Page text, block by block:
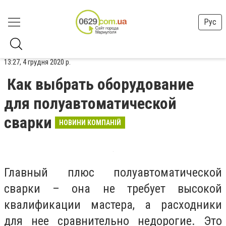
Рус
13:27, 4 грудня 2020 р.
Как выбрать оборудование
для полуавтоматической
сварки
НОВИНИ КОМПАНІЙ
Главный плюс полуавтоматической
сварки – она не требует высокой
квалификации мастера, а расходники
для нее сравнительно недорогие. Это